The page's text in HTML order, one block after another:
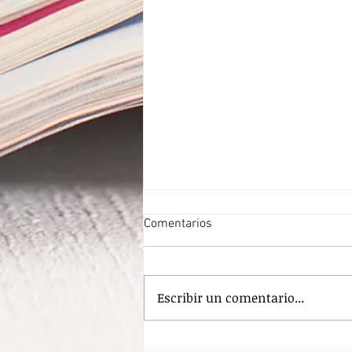
Comentarios
Escribir un comentario...